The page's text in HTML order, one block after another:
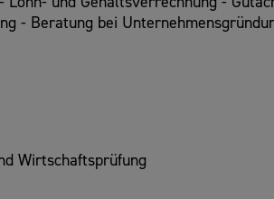
- Beratung bei
Wirtschaftsprüfung